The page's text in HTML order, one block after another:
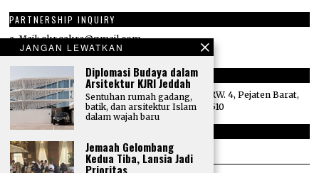
PARTNERSHIP INQUIRY
e-Mail: ckr.cakra@gmail.com
Phone: +62 816 334 058
ALAMAT
Villa Mediapura No. 77H, Jl. Siaga Raya, RT. 14/RW. 4, Pejaten Barat,
Pasar Minggu, Jakarta Selatan, DKI Jakarta 12510
E-MAIL
redaksi@totalpolitik.com
JANGAN LEWATKAN
Diplomasi Budaya dalam
Arsitektur KJRI Jeddah
Sentuhan rumah gadang,
batik, dan arsitektur Islam
dalam wajah baru
Jemaah Gelombang
Kedua Tiba, Lansia Jadi
Prioritas